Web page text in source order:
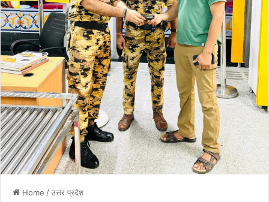
Home /उत्तर प्रदेश